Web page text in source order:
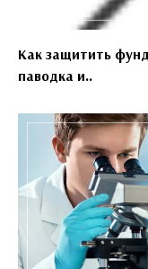
Как защитить
паводка и..